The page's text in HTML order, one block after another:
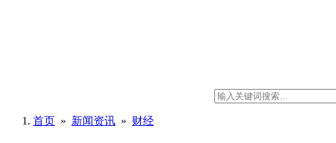
首页 » 新闻资讯 » 财经